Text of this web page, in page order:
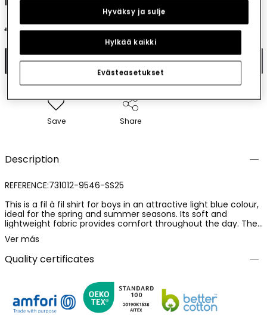
€35.95 €19.95
Add to cart
Save Share
Description
REFERENCE:731012-9546-SS25
This is a fil à fil shirt for boys in an attractive light blue colour,
ideal for the spring and summer seasons. Its soft and
lightweight fabric provides comfort throughout the day. The
shirt features a lovely print of small pineapples, adding a
playful touch to the design. It has a classic cut with a collar
and buttons, making it suitable for both casual and more
formal occasions. It is available in a consistent range of sizes
pair with shorts or chinos, ensuring a fresh and stylish look.
Ver más
Quality certificates
Evästeasetukset
Hylkää kaikki
Hyväksy ja sulje